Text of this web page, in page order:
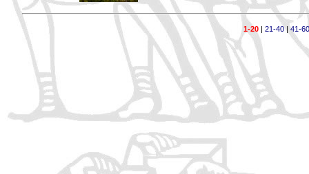
1-20 | 21-40| 41-60